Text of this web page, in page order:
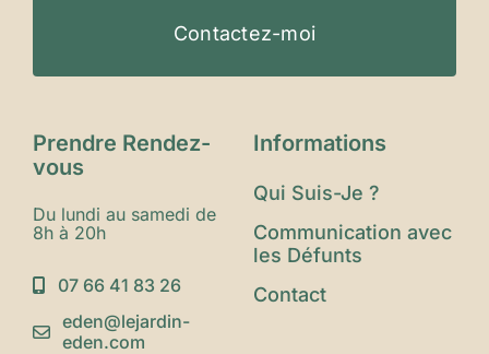
Contactez-moi
Prendre Rendez-
vous
Du lundi au samedi de
8h à 20h
07 66 41 83 26
eden@lejardin-
eden.com
Informations
Qui Suis-Je ?
Communication avec
les Défunts
Contact